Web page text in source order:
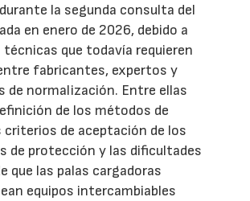
la segunda consulta del
en enero de 2026, debido a
que todavía requieren
fabricantes, expertos y
de normalización. Entre ellas
de los métodos de
criterios de aceptación de los
de protección y las dificultades
que las palas cargadoras
equipos intercambiables